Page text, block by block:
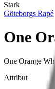
Stark
Göteborgs Rapé
One
One Orange
Attribut